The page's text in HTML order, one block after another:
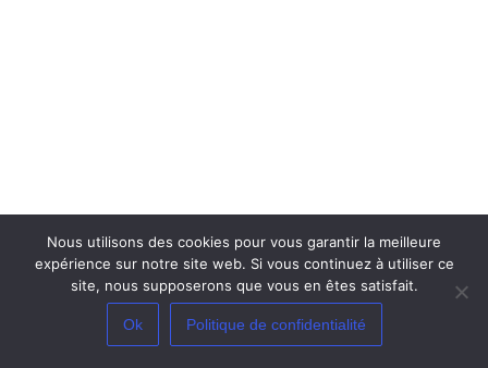
Nous utilisons des cookies pour vous garantir la meilleure
expérience sur notre site web. Si vous continuez à utiliser ce
site, nous supposerons que vous en êtes satisfait.
Ok Politique de confidentialité